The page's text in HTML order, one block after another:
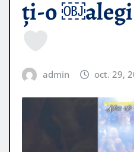
ți-o
admin oct. 29,